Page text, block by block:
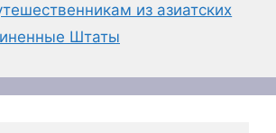
из азиатских
Штаты